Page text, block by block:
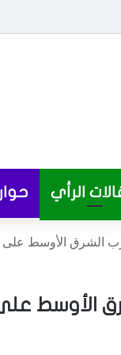
الرأي
الشرق الأوسط على
الأوسط